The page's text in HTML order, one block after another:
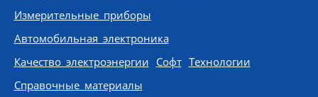
Измерительные приборы
Автомобильная электроника
Качество электроэнергии Софт Технологии
Справочные материалы